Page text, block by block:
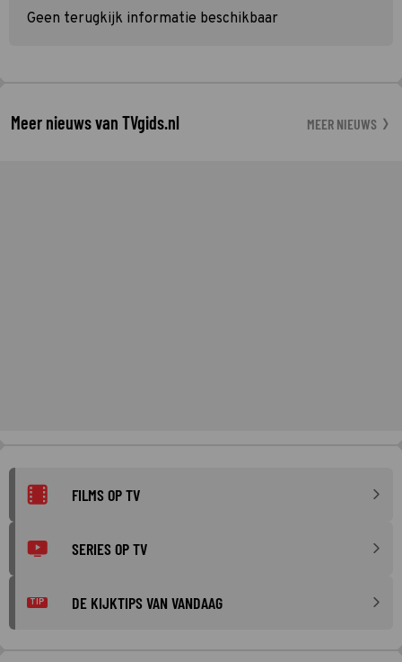
Geen terugkijk informatie beschikbaar
Meer nieuws van TVgids.nl MEER NIEUWS
FILMS OP TV
SERIES OP TV
TIP DE KIJKTIPS VAN VANDAAG